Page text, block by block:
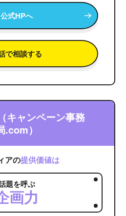
公式HPへ
で相談する
キャンペーン事務
.com）
アの提供価値は
題を呼ぶ
画力